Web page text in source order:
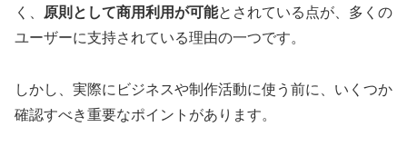
く、 原則として商用利用が可能とされている点が、多くの
ユーザーに支持されている理由の一つです。
しかし、実際にビジネスや制作活動に使う前に、いくつか
確認すべき重要なポイントがあります。